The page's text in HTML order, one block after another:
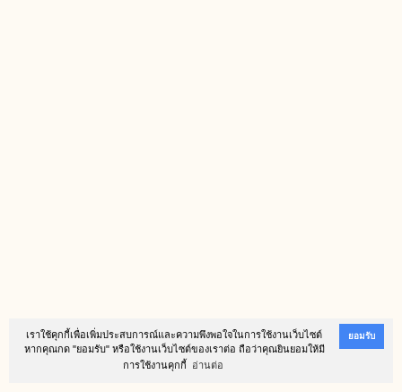
เราใช้คุกกี้เพื่อเพิ่มประสบการณ์และความพึงพอใจในการใช้งานเว็บไซต์
หากคุณกด "ยอมรับ" หรือใช้งานเว็บไซต์ของเราต่อ ถือว่าคุณยินยอมให้มี
การใช้งานคุกกี้
อ่านต่อ
ยอมรับ